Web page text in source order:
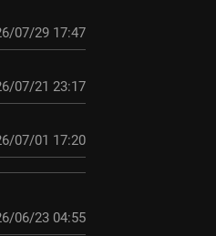
07/29 17:47
07/21 23:17
07/01 17:20
06/23 04:55